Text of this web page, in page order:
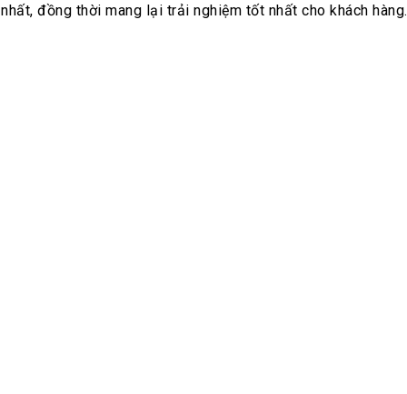
nhất, đồng thời mang lại trải nghiệm tốt nhất cho khách hàng.